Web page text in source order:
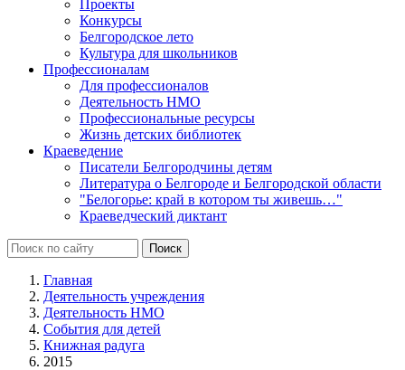
Проекты
Конкурсы
Белгородское лето
Культура для школьников
Профессионалам
Для профессионалов
Деятельность НМО
Профессиональные ресурсы
Жизнь детских библиотек
Краеведение
Писатели Белгородчины детям
Литература о Белгороде и Белгородской области
"Белогорье: край в котором ты живешь…"
Краеведческий диктант
Главная
Деятельность учреждения
Деятельность НМО
События для детей
Книжная радуга
2015